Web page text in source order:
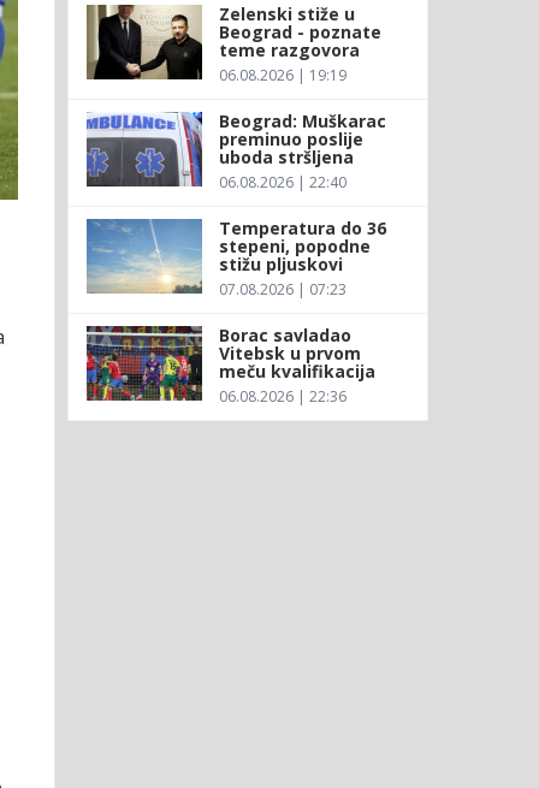
Zelenski stiže u
Beograd - poznate
teme razgovora
06.08.2026 | 19:19
Beograd: Muškarac
preminuo poslije
uboda stršljena
06.08.2026 | 22:40
Temperatura do 36
stepeni, popodne
stižu pljuskovi
07.08.2026 | 07:23
Borac savladao
Vitebsk u prvom
meču kvalifikacija
06.08.2026 | 22:36